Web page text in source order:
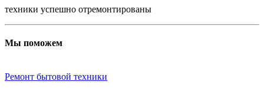
техники успешно отремонтированы
Мы поможем
Ремонт бытовой техники